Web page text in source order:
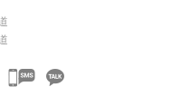
카